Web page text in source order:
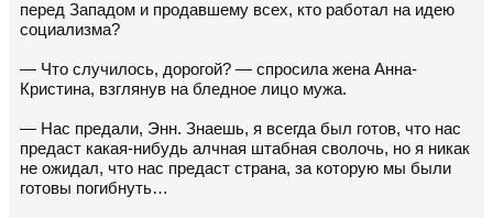
перед Западом и продавшему всех, кто работал на идею
социализма?
— Что случилось, дорогой? — спросила жена Анна-
Кристина, взглянув на бледное лицо мужа.
— Нас предали, Энн. Знаешь, я всегда был готов, что нас
предаст какая-нибудь алчная штабная сволочь, но я никак
не ожидал, что нас предаст страна, за которую мы были
готовы погибнуть…